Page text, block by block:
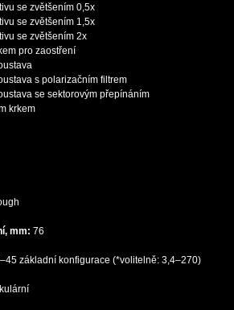
se zvětšením 0,5x
se zvětšením 1,5x
se zvětšením 2x
pro zaostření
s polarizačním filtrem
se sektorovým přepínáním
krkem
mm: 76
základní konfigurace (*volitelně: 3,4–270)